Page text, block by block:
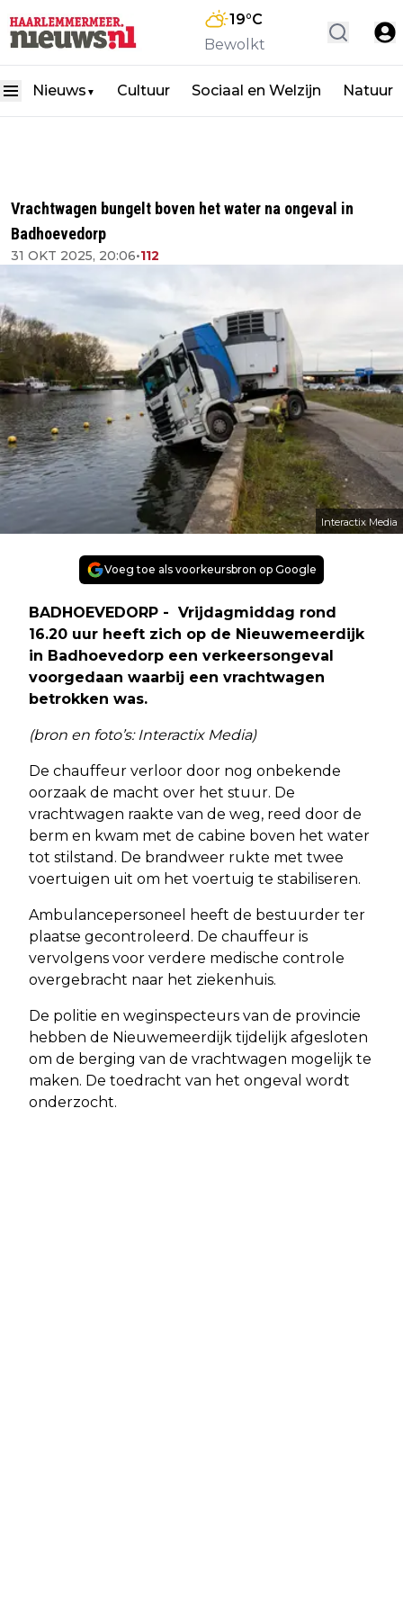
19°C
Bewolkt
Nieuws ▼ Cultuur Sociaal en Welzijn Natuur
Vrachtwagen bungelt boven het water na ongeval in
Badhoevedorp
31 OKT 2025, 20:06•112
Interactix Media
Voeg toe als voorkeursbron op Google
BADHOEVEDORP - Vrijdagmiddag rond
16.20 uur heeft zich op de Nieuwemeerdijk
in Badhoevedorp een verkeersongeval
voorgedaan waarbij een vrachtwagen
betrokken was.
(bron en foto’s: Interactix Media)
De chauffeur verloor door nog onbekende
oorzaak de macht over het stuur. De
vrachtwagen raakte van de weg, reed door de
berm en kwam met de cabine boven het water
tot stilstand. De brandweer rukte met twee
voertuigen uit om het voertuig te stabiliseren.
Ambulancepersoneel heeft de bestuurder ter
plaatse gecontroleerd. De chauffeur is
vervolgens voor verdere medische controle
overgebracht naar het ziekenhuis.
De politie en weginspecteurs van de provincie
hebben de Nieuwemeerdijk tijdelijk afgesloten
om de berging van de vrachtwagen mogelijk te
maken. De toedracht van het ongeval wordt
onderzocht.